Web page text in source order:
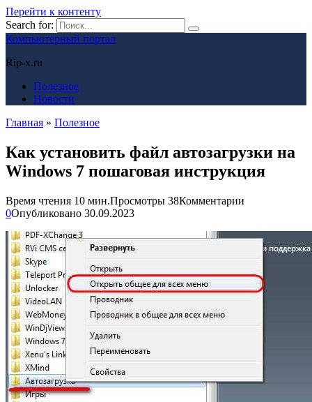
Перейти к контенту
Search for:
Компьютерный портал
Rip-x.ru
Полезное
Новости
Главная » Полезное
Как установить файл автозагрузки на
Windows 7 пошаговая инструкция
Время чтения 10 мин.Просмотры 38Комментарии
0Опубликовано 30.09.2023